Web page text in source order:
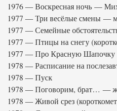
1976 — Воскресная ночь —
1977 — Три весёлые смены —
1977 — Семейные
1977 — Птицы на снегу
1977 — Про Красную
1978 — Расписание на
1978 — Пуск
1978 — Поговорим, брат… —
1978 — Живой срез